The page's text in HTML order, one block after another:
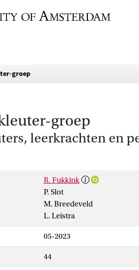
groep
groep
leerkrachten en
R. Fukkink
P. Slot
M. Breedeveld
L. Leistra
05-2023
44